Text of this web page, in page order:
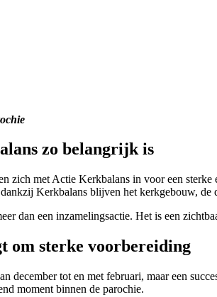
zo belangrijk is
zich met Actie Kerkbalans in voor een
Kerkbalans blijven het kerkgebouw,
dan een inzamelingsactie. Het is een
om sterke voorbereiding
december tot en met februari, maar een
moment binnen de parochie.